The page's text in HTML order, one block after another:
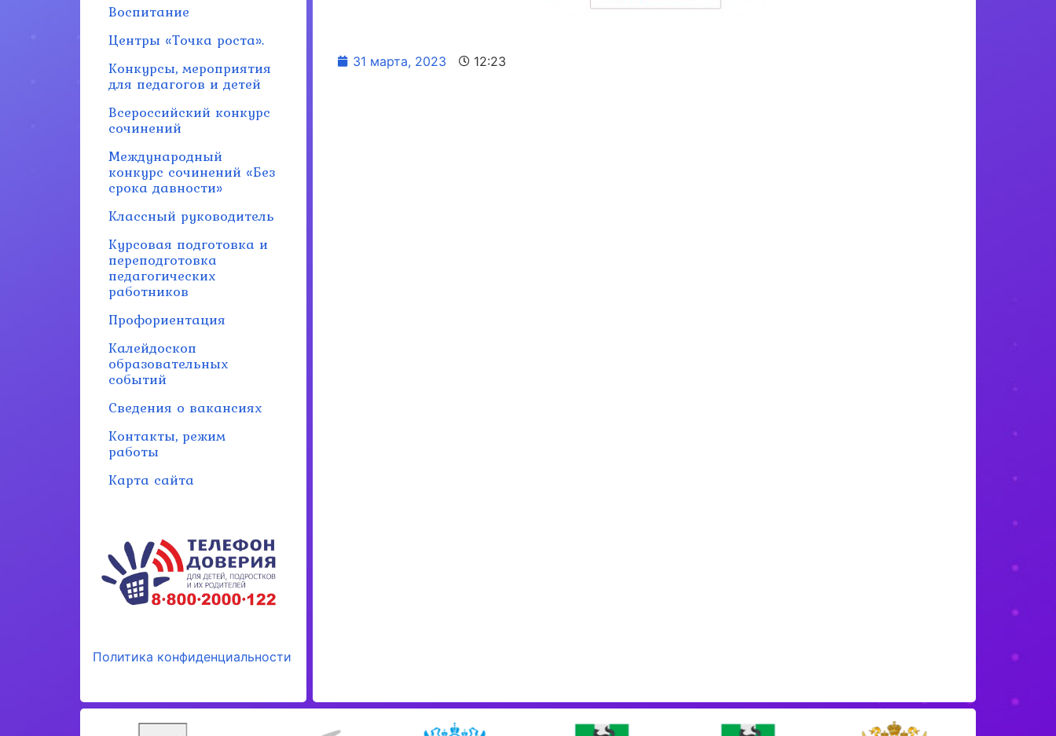
Воспитание
Центры «Точка роста».
Конкурсы, мероприятия
для педагогов и детей
Всероссийский конкурс
сочинений
Международный
конкурс сочинений «Без
срока давности»
Классный руководитель
Курсовая подготовка и
переподготовка
педагогических
работников
Профориентация
Калейдоскоп
образовательных
событий
Сведения о вакансиях
Контакты, режим
работы
Карта сайта
Политика конфиденциальности
31 марта, 2023 12:23